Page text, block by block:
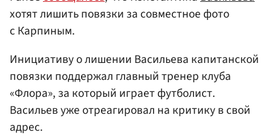
хотят лишить повязки за совместное фото
с Карпиным.
Инициативу о лишении Васильева капитанской
повязки поддержал главный тренер клуба
«Флора», за который играет футболист.
Васильев уже отреагировал на критику в свой
адрес.